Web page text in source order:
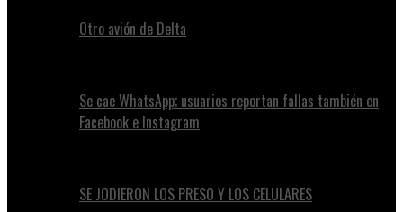
Otro avión de Delta
Se cae WhatsApp; usuarios reportan fallas también en
Facebook e Instagram
SE JODIERON LOS PRESO Y LOS CELULARES